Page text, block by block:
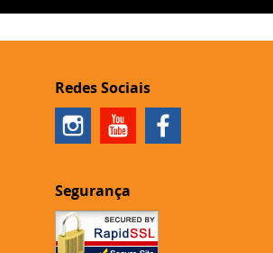
Redes Sociais
Segurança